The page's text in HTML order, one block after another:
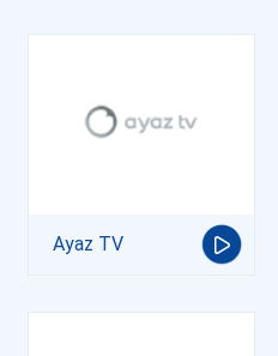
Ayaz TV